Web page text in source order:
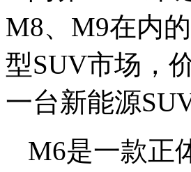
M8、M9在内
型SUV市场，
一台新能源
M6是一款正